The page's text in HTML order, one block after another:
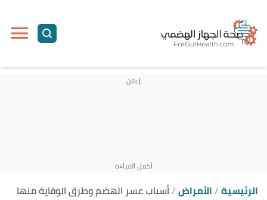
الرئيسية الأمراض أسباب عسر الهضم وطرق الوقاية منها